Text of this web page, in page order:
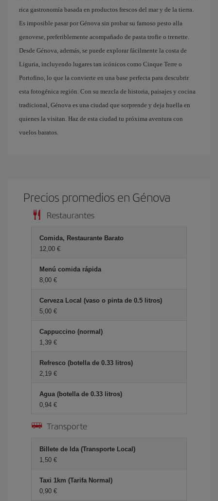
rica gastronomía basada en productos frescos del mar y de la tierra.
Es imposible pasar por Génova sin probar su famoso pesto alla
genovese, preferiblemente acompañado de pasta trofie o trenette.
Desde Génova, además, se puede explorar fácilmente la costa de
Liguria, incluyendo lugares tan icónicos como Cinque Terre o
Portofino, lo que la convierte en una base perfecta para descubrir
esta fotogénica región. Con su mezcla de historia, paisajes y cocina
tradicional, Génova es una ciudad que sorprende y deja huella en
quienes la visitan. Haz de esta ciudad tu próxima aventura con
vuelos baratos.
Precios promedios en Génova
Restaurantes
Comida, Restaurante Barato
12,00 €
Menú comida rápida
8,00 €
Cerveza Local (vaso o pinta de 0.5 litros)
5,00 €
Cappuccino (normal)
1,39 €
Refresco (botella de 0.33 litros)
2,19 €
Agua (botella de 0.33 litros)
0,94 €
Transporte
Billete de Ida (Transporte Local)
1,50 €
Taxi 1km (Tarifa Normal)
0,90 €